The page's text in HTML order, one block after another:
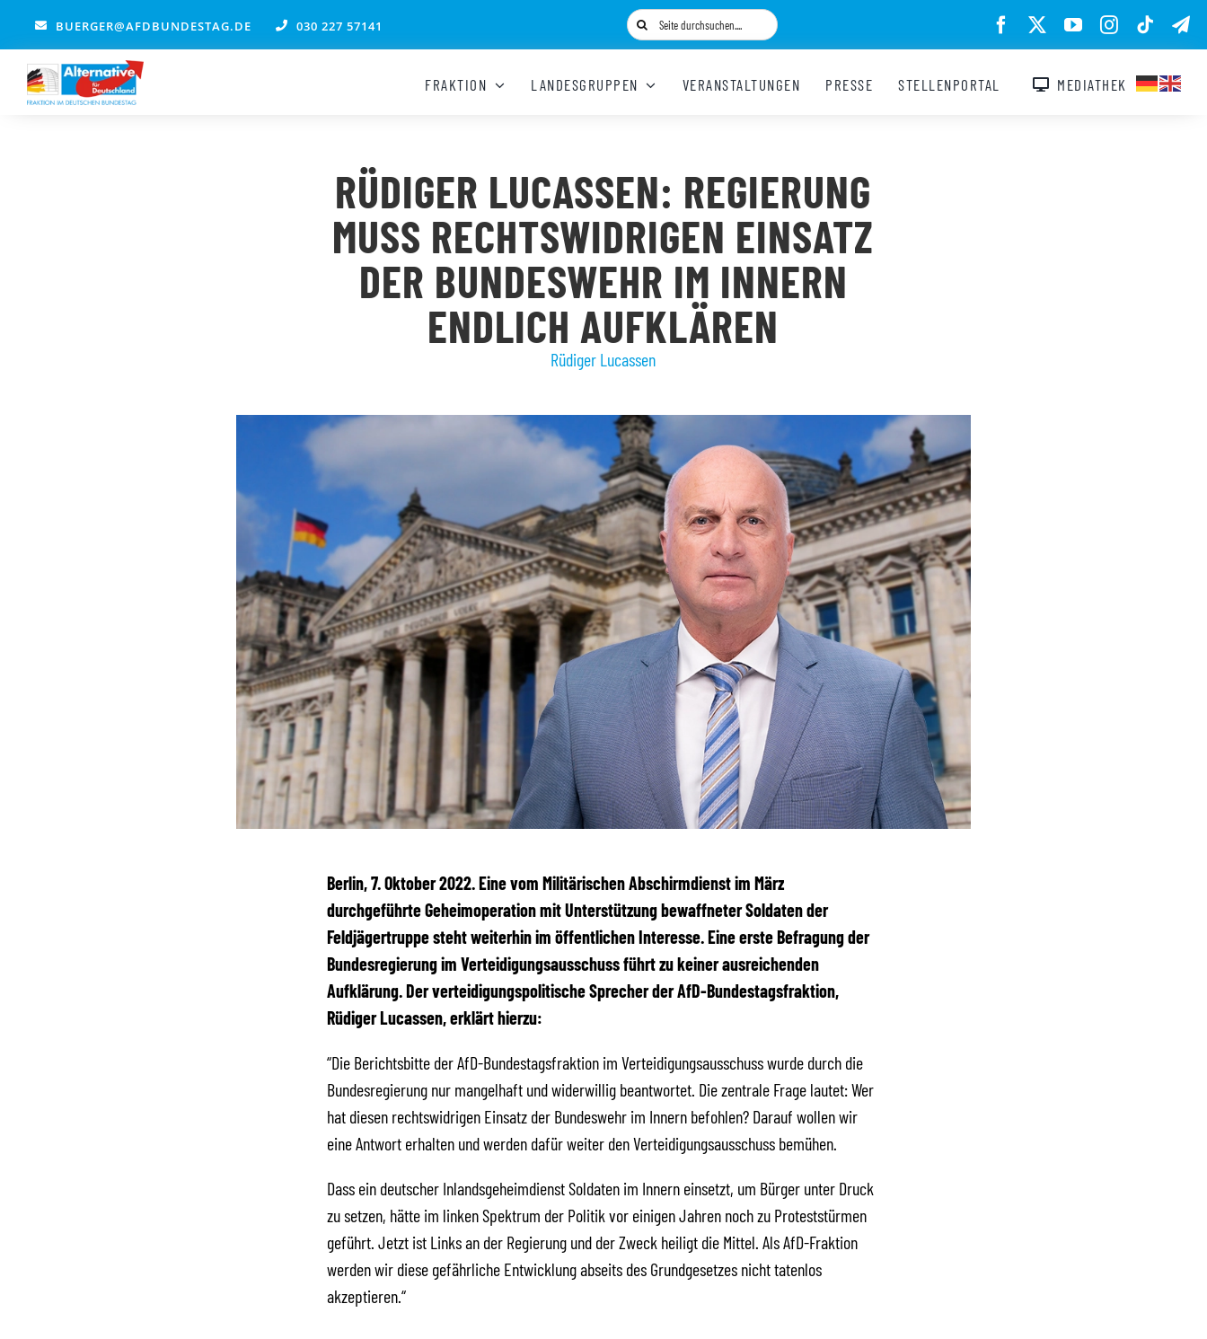
springen
BUERGER@AFDBUNDESTAG.DE 030 227 57141
Suche
nach:
FRAKTION LANDESGRUPPEN VERANSTALTUNGEN PRESSE STELLENPORTAL MEDIATHEK
RÜDIGER LUCASSEN: REGIERUNG
MUSS RECHTSWIDRIGEN EINSATZ
DER BUNDESWEHR IM INNERN
ENDLICH AUFKLÄREN
Rüdiger Lucassen
Berlin, 7. Oktober 2022. Eine vom Militärischen Abschirmdienst im März
durchgeführte Geheimoperation mit Unterstützung bewaffneter Soldaten der
Feldjägertruppe steht weiterhin im öffentlichen Interesse. Eine erste Befragung der
Bundesregierung im Verteidigungsausschuss führt zu keiner ausreichenden
Aufklärung. Der verteidigungspolitische Sprecher der AfD-Bundestagsfraktion,
Rüdiger Lucassen, erklärt hierzu:
“Die Berichtsbitte der AfD-Bundestagsfraktion im Verteidigungsausschuss wurde durch die
Bundesregierung nur mangelhaft und widerwillig beantwortet. Die zentrale Frage lautet: Wer
hat diesen rechtswidrigen Einsatz der Bundeswehr im Innern befohlen? Darauf wollen wir
eine Antwort erhalten und werden dafür weiter den Verteidigungsausschuss bemühen.
Dass ein deutscher Inlandsgeheimdienst Soldaten im Innern einsetzt, um Bürger unter Druck
zu setzen, hätte im linken Spektrum der Politik vor einigen Jahren noch zu Proteststürmen
geführt. Jetzt ist Links an der Regierung und der Zweck heiligt die Mittel. Als AfD-Fraktion
werden wir diese gefährliche Entwicklung abseits des Grundgesetzes nicht tatenlos
akzeptieren.“